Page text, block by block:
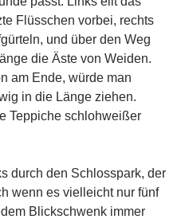
Flüsschen vorbei, rechts
und über den Weg
die Äste von Weiden.
am Ende, würde man
in die Länge ziehen.
Teppiche schlohweißer
durch den Schlosspark, der
wenn es vielleicht nur fünf
Blickschwenk immer